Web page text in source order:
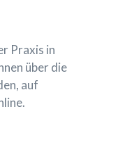
Praxis in
über die
auf